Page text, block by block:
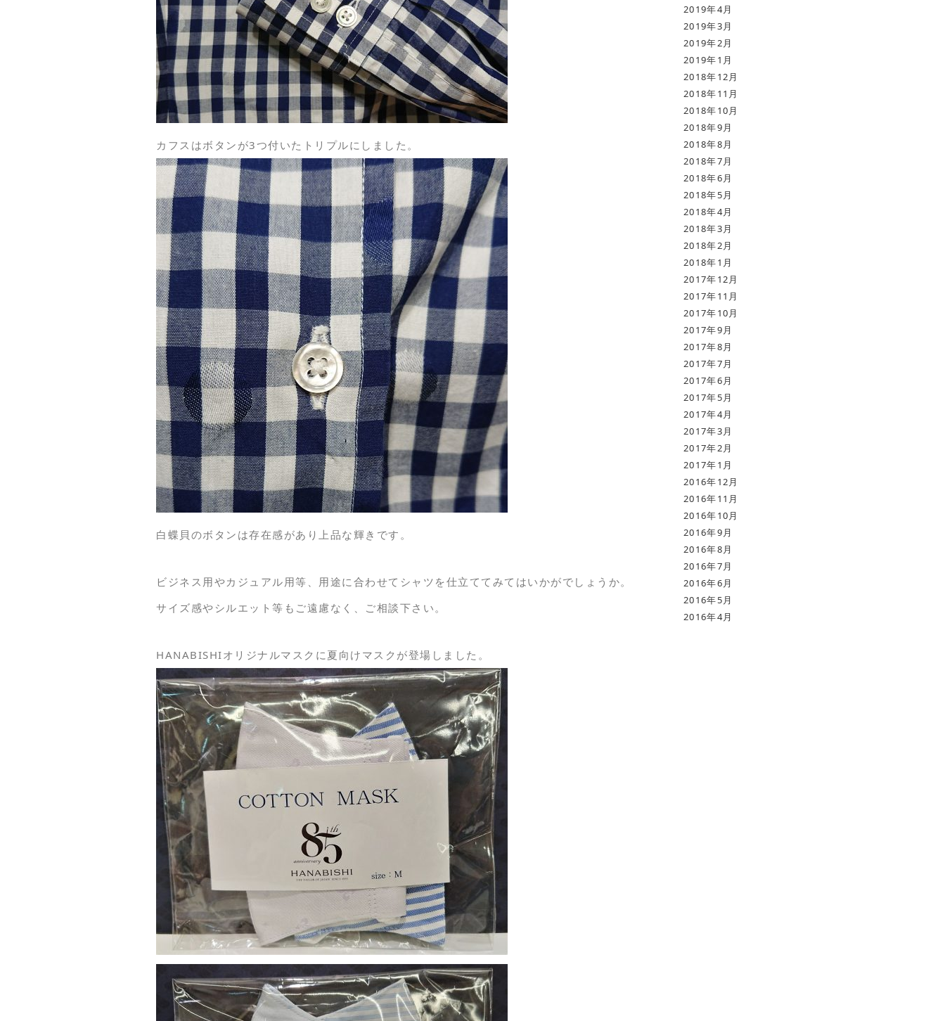
カフスはボタンが3つ付いたトリプルにしました。
白蝶貝のボタンは存在感があり上品な輝きです。
ビジネス用やカジュアル用等、用途に合わせてシャツを仕立ててみてはいかがでしょうか。
サイズ感やシルエット等もご遠慮なく、ご相談下さい。
HANABISHIオリジナルマスクに夏向けマスクが登場しました。
2019年4月
2019年3月
2019年2月
2019年1月
2018年12月
2018年11月
2018年10月
2018年9月
2018年8月
2018年7月
2018年6月
2018年5月
2018年4月
2018年3月
2018年2月
2018年1月
2017年12月
2017年11月
2017年10月
2017年9月
2017年8月
2017年7月
2017年6月
2017年5月
2017年4月
2017年3月
2017年2月
2017年1月
2016年12月
2016年11月
2016年10月
2016年9月
2016年8月
2016年7月
2016年6月
2016年5月
2016年4月